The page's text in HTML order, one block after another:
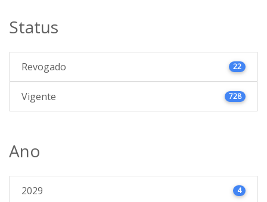
Status
Revogado 22
Vigente 728
Ano
2029 4